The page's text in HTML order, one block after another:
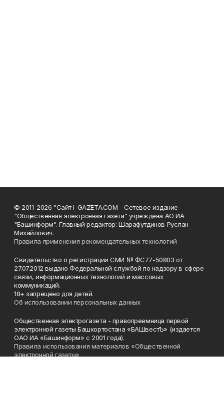
© 2011-2026 "Сайт I-GAZETA.COM - Сетевое издание
"Общественная электронная газета" учреждена АО ИА
"Башинформ". Главный редактор: Шарафутдинов Руслан
Михайлович.
Правила применения рекомендательных технологий
Свидетельство о регистрации СМИ № ФС77-50803 от
27.07.2012 выдано Федеральной службой по надзору в сфере
связи, информационных технологий и массовых
коммуникаций.
18+ запрещено для детей.
Об использовании персональных данных
Общественная электрогазета - правопреемница первой
электронной газеты Башкортостана «БАШвестЪ» (издается
ОАО ИА «Башинформ» с 2001 года).
Правила использования материалов «Общественной
электронной газеты»